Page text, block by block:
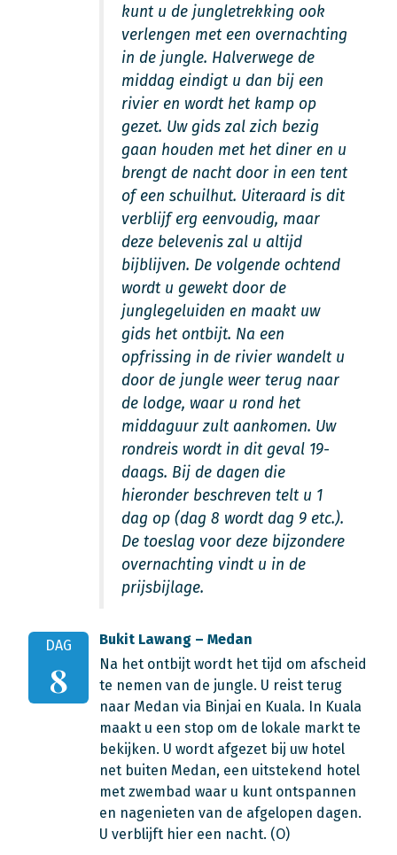
kunt u de jungletrekking ook
verlengen met een overnachting
in de jungle. Halverwege de
middag eindigt u dan bij een
rivier en wordt het kamp op
gezet. Uw gids zal zich bezig
gaan houden met het diner en u
brengt de nacht door in een tent
of een schuilhut. Uiteraard is dit
verblijf erg eenvoudig, maar
deze belevenis zal u altijd
bijblijven. De volgende ochtend
wordt u gewekt door de
junglegeluiden en maakt uw
gids het ontbijt. Na een
opfrissing in de rivier wandelt u
door de jungle weer terug naar
de lodge, waar u rond het
middaguur zult aankomen. Uw
rondreis wordt in dit geval 19-
daags. Bij de dagen die
hieronder beschreven telt u 1
dag op (dag 8 wordt dag 9 etc.).
De toeslag voor deze bijzondere
overnachting vindt u in de
prijsbijlage.
DAG
8
Bukit Lawang – Medan
Na het ontbijt wordt het tijd om afscheid
te nemen van de jungle. U reist terug
naar Medan via Binjai en Kuala. In Kuala
maakt u een stop om de lokale markt te
bekijken. U wordt afgezet bij uw hotel
net buiten Medan, een uitstekend hotel
met zwembad waar u kunt ontspannen
en nagenieten van de afgelopen dagen.
U verblijft hier een nacht. (O)